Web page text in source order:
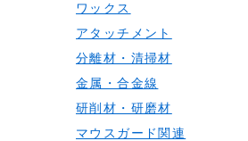
ワックス
アタッチメント
分離材・清掃材
金属・合金線
研削材・研磨材
マウスガード関連